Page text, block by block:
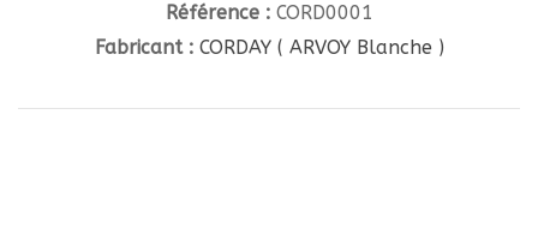
Référence : CORD0001
Fabricant : CORDAY ( ARVOY Blanche )